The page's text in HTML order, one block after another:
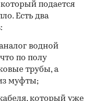
подается
Есть два
водной
по полу
трубы, а
муфты;
который уже